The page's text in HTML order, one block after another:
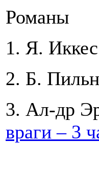
Романы
1. Я. Иккес
2. Б.
3. Ал-др
враги – 3